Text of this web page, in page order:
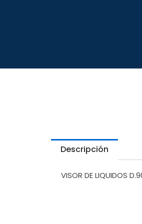
Descripción
VISOR DE LIQUIDOS